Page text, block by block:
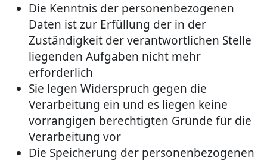
Die Kenntnis der personenbezogenen
Daten ist zur Erfüllung der in der
Zuständigkeit der verantwortlichen Stelle
liegenden Aufgaben nicht mehr
erforderlich
Sie legen Widerspruch gegen die
Verarbeitung ein und es liegen keine
vorrangigen berechtigten Gründe für die
Verarbeitung vor
Die Speicherung der personenbezogenen